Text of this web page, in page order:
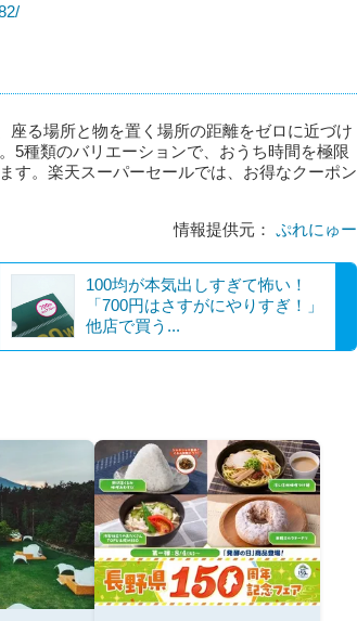
る場所と物を置く場所の距離をゼロに近づけ
5種類のバリエーションで、おうち時間を極限
す。楽天スーパーセールでは、お得なクーポン
情報提供元： ぷれにゅー
100均が本気出しすぎて怖い！
「700円はさすがにやりすぎ！」
他店で買う...